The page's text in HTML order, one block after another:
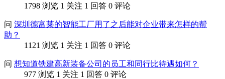
1798 浏览 1 关注 1 回答 0 评论
问 深圳德富莱的智能工厂用了之后能对企业带来怎样的帮
助？
1121 浏览 1 关注 1 回答 0 评论
问 想知道铁建高新装备公司的员工和同行比待遇如何？
977 浏览 1 关注 1 回答 0 评论